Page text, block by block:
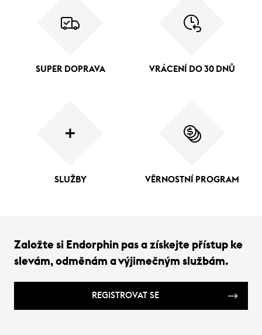
SUPER DOPRAVA VRÁCENÍ DO 30 DNŮ
SLUŽBY VĚRNOSTNÍ PROGRAM
Založte si Endorphin pas a získejte přístup ke
slevám, odměnám a výjimečným službám.
REGISTROVAT SE